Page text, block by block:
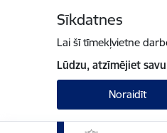
Sīkdatnes
Lai šī tīmekļvietne
Lūdzu, atzīmējiet
Noraidīt